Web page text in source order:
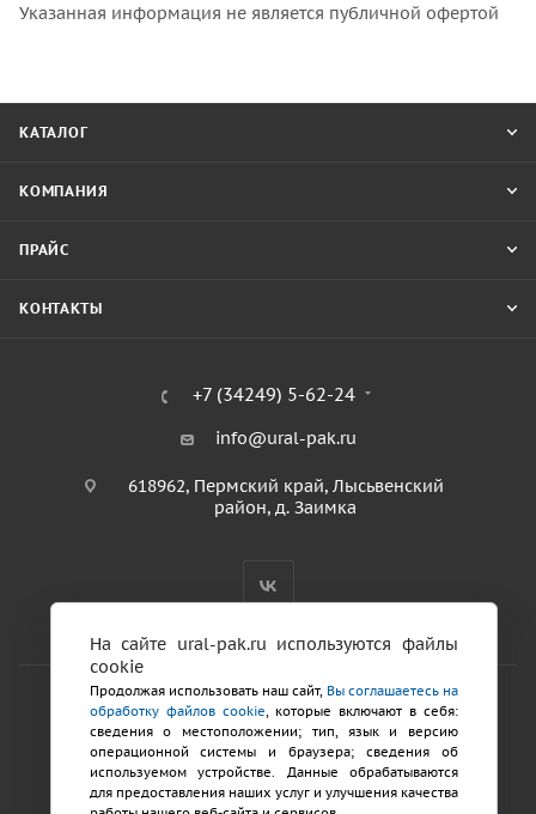
Указанная информация не является публичной офертой
КАТАЛОГ
КОМПАНИЯ
ПРАЙС
КОНТАКТЫ
+7 (34249) 5-62-24
info@ural-pak.ru
618962, Пермский край, Лысьвенский
район, д. Заимка
2026 © ООО «ТД Урал ПАК»
Политика конфиденциальности
На сайте ural-pak.ru используются файлы
cookie
Продолжая использовать наш сайт, Вы соглашаетесь на
обработку файлов cookie , которые включают в себя:
сведения о местоположении; тип, язык и версию
операционной системы и браузера; сведения об
используемом устройстве. Данные обрабатываются
для предоставления наших услуг и улучшения качества